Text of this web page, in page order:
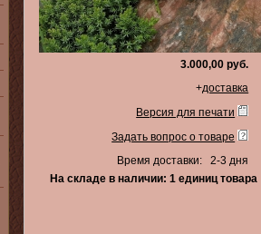
3.000,00 руб.
+доставка
Версия для печати
Задать вопрос о товаре
Время доставки: 2-3 дня
На складе в наличии: 1 единиц товара